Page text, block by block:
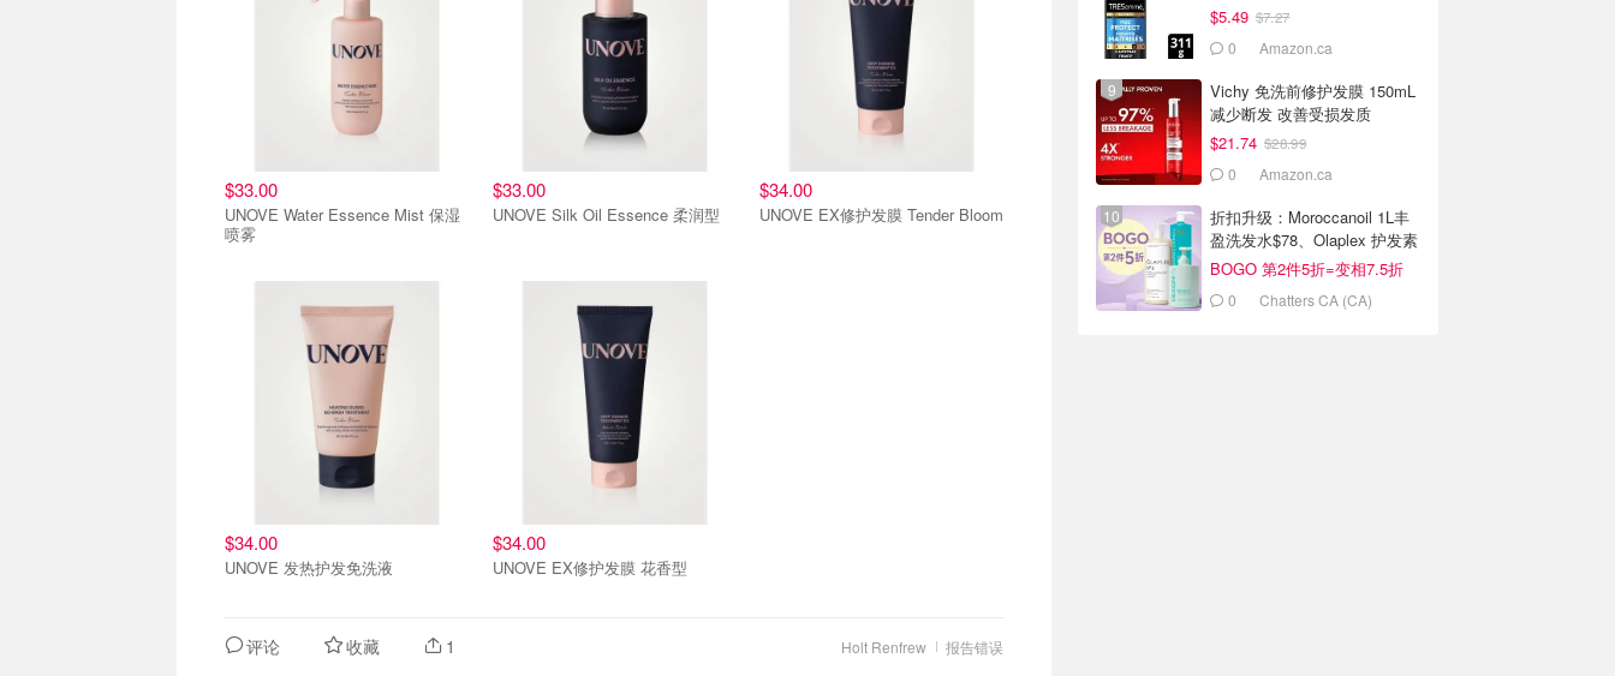
$33.00
UNOVE Water Essence Mist 保湿
喷雾
$33.00
UNOVE Silk Oil Essence 柔润型
$34.00
UNOVE EX修护发膜 Tender Bloom
$34.00
UNOVE 发热护发免洗液
$34.00
UNOVE EX修护发膜 花香型
报告错误
Holt Renfrew
评论 收藏 1
$5.49 $7.27
0 Amazon.ca
Vichy 免洗前修护发膜 150mL
减少断发 改善受损发质
$21.74 $28.99
0 Amazon.ca
折扣升级：Moroccanoil 1L丰
盈洗发水$78、Olaplex 护发素
$101
BOGO 第2件5折=变相7.5折
0 Chatters CA (CA)